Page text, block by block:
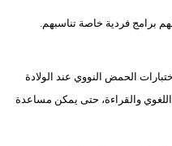
برامج فردية خاصة تناسبهم.
الحمض النووي عند الولادة
اللغوي والقراءة، حتى يمكن مساعدة